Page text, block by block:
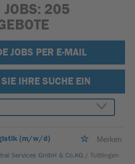
JOBS: 205
JOBS PER E-MAIL
IHRE SUCHE EIN
(m/w/d) Merken
Services GmbH & Co.KG / Tuttlingen